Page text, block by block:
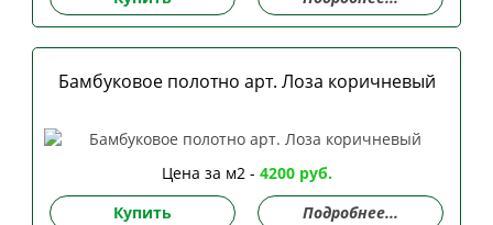
Бамбуковое полотно арт. Лоза коричневый
Цена за м2 - 4200 руб.
Купить
Подробнее...